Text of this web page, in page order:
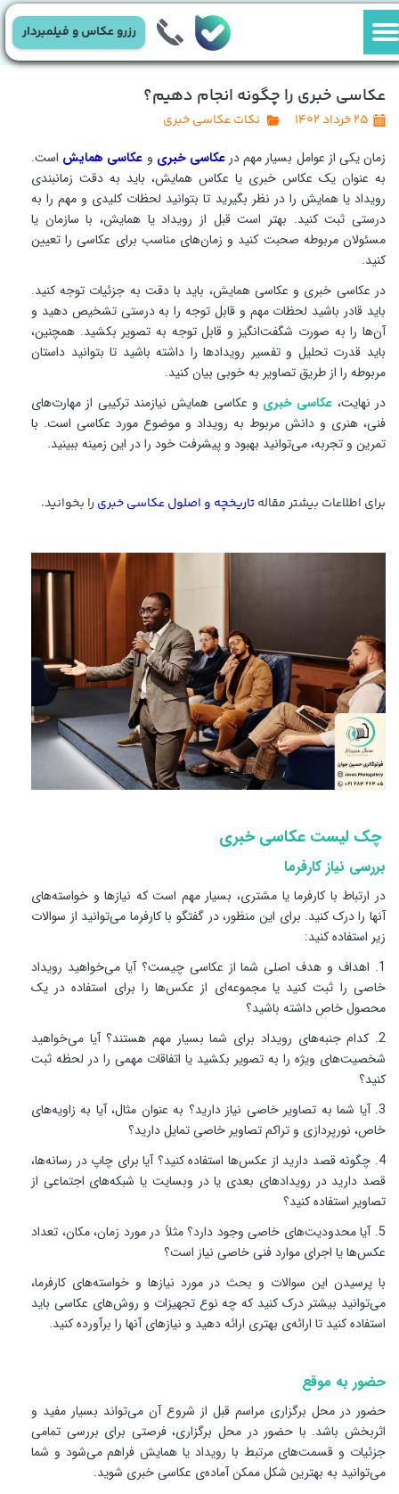
رزرو عکاس و فیلمبردار
عکاسی خبری را چگونه انجام دهیم؟
۲۵ خرداد ۱۴۰۲
نکات عکاسی خبری
زمان یکی از عوامل بسیار مهم در عکاسی خبری و عکاسی همایش است.
به عنوان یک عکاس خبری یا عکاس همایش، باید به دقت زمانبندی
رویداد یا همایش را در نظر بگیرید تا بتوانید لحظات کلیدی و مهم را به
درستی ثبت کنید. بهتر است قبل از رویداد یا همایش، با سازمان یا
مسئولان مربوطه صحبت کنید و زمان‌های مناسب برای عکاسی را تعیین
کنید.
در عکاسی خبری و عکاسی همایش، باید با دقت به جزئیات توجه کنید.
باید قادر باشید لحظات مهم و قابل توجه را به درستی تشخیص دهید و
آن‌ها را به صورت شگفت‌انگیز و قابل توجه به تصویر بکشید. همچنین،
باید قدرت تحلیل و تفسیر رویدادها را داشته باشید تا بتوانید داستان
مربوطه را از طریق تصاویر به خوبی بیان کنید.
در نهایت، عکاسی خبری و عکاسی همایش نیازمند ترکیبی از مهارت‌های
فنی، هنری و دانش مربوط به رویداد و موضوع مورد عکاسی است. با
تمرین و تجربه، می‌توانید بهبود و پیشرفت خود را در این زمینه ببینید.
برای اطلاعات بیشتر مقالهتاریخچه و اصلول عکاسی خبری را بخوانید.
چک لیست عکاسی خبری
بررسی نیاز کارفرما
در ارتباط با کارفرما یا مشتری، بسیار مهم است که نیازها و خواسته‌های
آنها را درک کنید. برای این منظور، در گفتگو با کارفرما می‌توانید از سوالات
زیر استفاده کنید:
1. اهداف و هدف اصلی شما از عکاسی چیست؟ آیا می‌خواهید رویداد
خاصی را ثبت کنید یا مجموعه‌ای از عکس‌ها را برای استفاده در یک
محصول خاص داشته باشید؟
2. کدام جنبه‌های رویداد برای شما بسیار مهم هستند؟ آیا می‌خواهید
شخصیت‌های ویژه را به تصویر بکشید یا اتفاقات مهمی را در لحظه ثبت
کنید؟
3. آیا شما به تصاویر خاصی نیاز دارید؟ به عنوان مثال، آیا به زاویه‌های
خاص، نورپردازی و تراکم تصاویر خاصی تمایل دارید؟
4. چگونه قصد دارید از عکس‌ها استفاده کنید؟ آیا برای چاپ در رسانه‌ها،
قصد دارید در رویدادهای بعدی یا در وبسایت یا شبکه‌های اجتماعی از
تصاویر استفاده کنید؟
5. آیا محدودیت‌های خاصی وجود دارد؟ مثلاً در مورد زمان، مکان، تعداد
عکس‌ها یا اجرای موارد فنی خاصی نیاز است؟
با پرسیدن این سوالات و بحث در مورد نیازها و خواسته‌های کارفرما،
می‌توانید بیشتر درک کنید که چه نوع تجهیزات و روش‌های عکاسی باید
استفاده کنید تا ارائه‌ی بهتری ارائه دهید و نیازهای آنها را برآورده کنید.
حضور به موقع
حضور در محل برگزاری مراسم قبل از شروع آن می‌تواند بسیار مفید و
اثربخش باشد. با حضور در محل برگزاری، فرصتی برای بررسی تمامی
جزئیات و قسمت‌های مرتبط با رویداد یا همایش فراهم می‌شود و شما
می‌توانید به بهترین شکل ممکن آماده‌ی عکاسی خبری شوید.